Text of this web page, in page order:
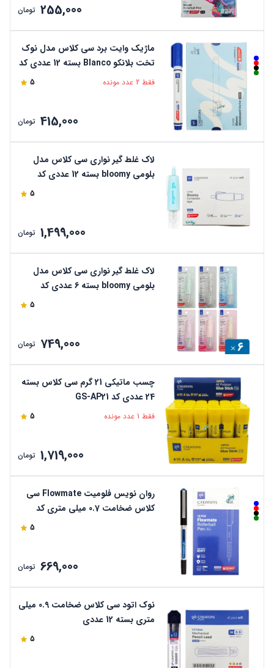
255,000 تومان
ماژیک وایت برد سی کلاس مدل نوک
تخت بلانکو Blanco بسته 12 عددی کد
CCBWMCB-5
فقط 2 عدد مونده 5
415,000 تومان
لاک غلط گیر نواری سی کلاس مدل
بلومی bloomy بسته 12 عددی کد
5
1,499,000 تومان
لاک غلط گیر نواری سی کلاس مدل
بلومی bloomy بسته 6 عددی کد
5
749,000 تومان
چسب ماتیکی 21 گرم سی کلاس بسته
24 عددی کد GS-AP21
فقط 1 عدد مونده 5
1,719,000 تومان
روان نویس فلومیت Flowmate سی
کلاس ضخامت 0.7 میلی متری کد
5
669,000 تومان
نوک اتود سی کلاس ضخامت 0.9 میلی
متری بسته 12 عددی
5